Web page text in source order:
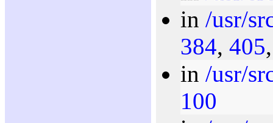
in /usr/
384, 405
in /usr/
100